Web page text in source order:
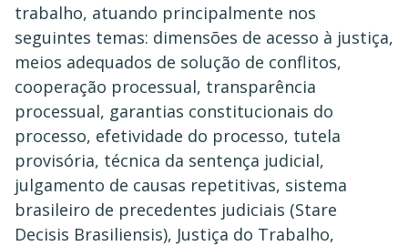
trabalho, atuando principalmente nos
seguintes temas: dimensões de acesso à justiça,
meios adequados de solução de conflitos,
cooperação processual, transparência
processual, garantias constitucionais do
processo, efetividade do processo, tutela
provisória, técnica da sentença judicial,
julgamento de causas repetitivas, sistema
brasileiro de precedentes judiciais (Stare
Decisis Brasiliensis), Justiça do Trabalho,